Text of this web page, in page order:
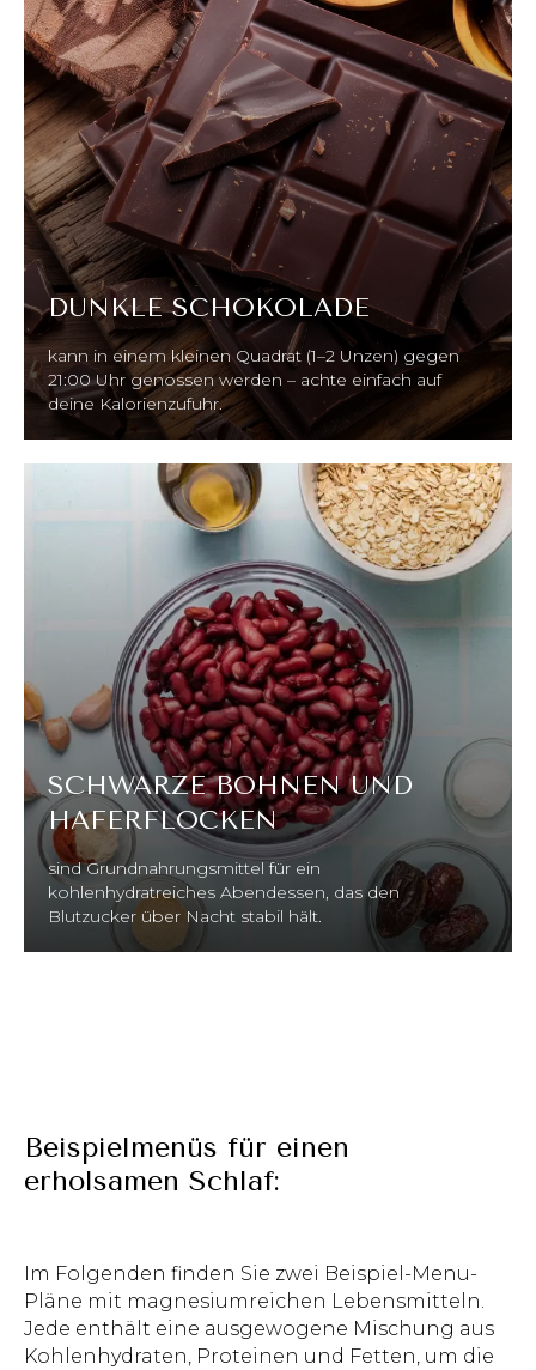
DUNKLE SCHOKOLADE
kann in einem kleinen Quadrat (1–2 Unzen) gegen
21:00 Uhr genossen werden – achte einfach auf
deine Kalorienzufuhr.
SCHWARZE BOHNEN UND
HAFERFLOCKEN
sind Grundnahrungsmittel für ein
kohlenhydratreiches Abendessen, das den
Blutzucker über Nacht stabil hält.
Beispielmenüs für einen
erholsamen Schlaf:
Im Folgenden finden Sie zwei Beispiel-Menu-
Pläne mit magnesiumreichen Lebensmitteln.
Jede enthält eine ausgewogene Mischung aus
Kohlenhydraten, Proteinen und Fetten, um die